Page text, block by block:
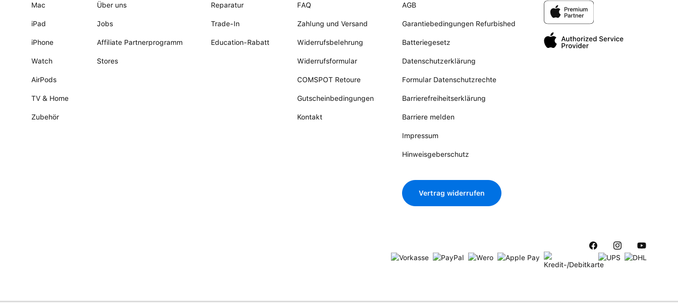
Mac
iPad
iPhone
Watch
AirPods
TV & Home
Zubehör
Über uns
Jobs
Affiliate Partnerprogramm
Stores
Reparatur
Trade-In
Education-Rabatt
FAQ
Zahlung und Versand
Widerrufsbelehrung
Widerrufsformular
COMSPOT Retoure
Gutscheinbedingungen
Kontakt
AGB
Garantiebedingungen Refurbished
Batteriegesetz
Datenschutzerklärung
Formular Datenschutzrechte
Barrierefreiheitserklärung
Barriere melden
Impressum
Hinweisgeberschutz
Vertrag widerrufen